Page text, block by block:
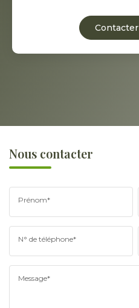
Nous contacter
Prénom*
N° de téléphone*
Message*